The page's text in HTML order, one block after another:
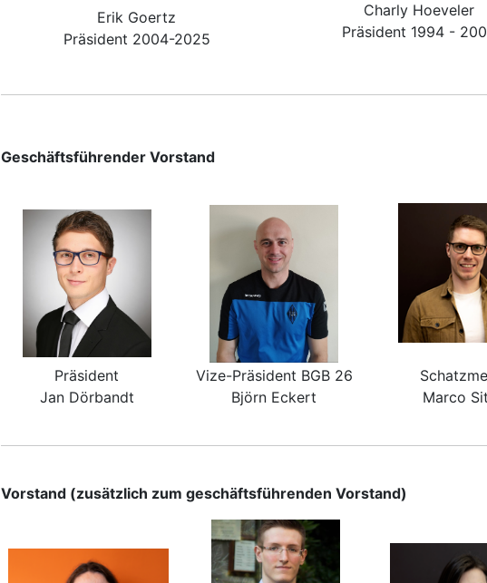
Erik Goertz
Präsident 2004-2025
Charly Hoeveler
Präsident 1994 -
Geschäftsführender Vorstand
Präsident
Jan Dörbandt
Vize-Präsident BGB 26
Björn Eckert
Marco
Vorstand (zusätzlich zum geschäftsführenden Vorstand)